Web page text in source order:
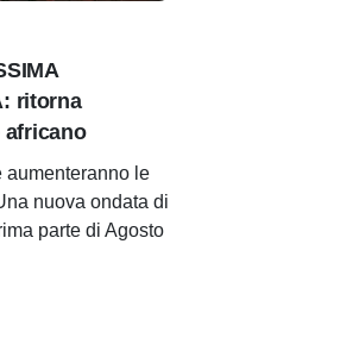
ritorna
africano
aumenteranno le
nuova ondata di
parte di Agosto